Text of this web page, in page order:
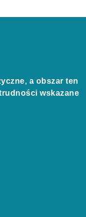
a obszar ten
wskazane